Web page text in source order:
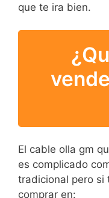
que te ira bien.
El cable olla gm
es complicado
tradicional pero si
comprar en: